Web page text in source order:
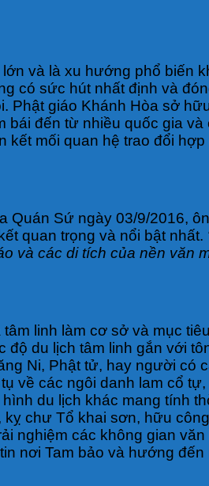
và là xu hướng phổ biến
có sức hút nhất định và
Phật giáo Khánh Hòa sở
bái đến từ nhiều quốc gia
kết mối quan hệ trao đổi
Quán Sứ ngày 03/9/2016,
quan trọng và nổi bật nhất.
và các di tích của nền văn
linh làm cơ sở và mục
du lịch tâm linh gắn với
Ni, Phật tử, hay người có
về các ngôi danh lam cổ
du lịch khác mang tính
chư Tổ khai sơn, hữu
nghiệm các không gian văn
nơi Tam bảo và hướng